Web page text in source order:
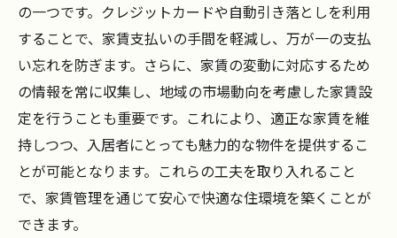
住環境を最適化する家賃管理のポイント
家賃管理を通じた地域コミュニティへの貢
献
幸福な生活を支える家賃管理の方法
碧南市での安心生活の秘訣は家賃管理にあり
安心して暮らすための家賃管理の秘策
碧南市での安心生活を可能にする家賃管理
の一つです。クレジットカードや自動引き落としを利用
することで、家賃支払いの手間を軽減し、万が一の支払
い忘れを防ぎます。さらに、家賃の変動に対応するため
の情報を常に収集し、地域の市場動向を考慮した家賃設
定を行うことも重要です。これにより、適正な家賃を維
持しつつ、入居者にとっても魅力的な物件を提供するこ
とが可能となります。これらの工夫を取り入れること
で、家賃管理を通じて安心で快適な住環境を築くことが
できます。